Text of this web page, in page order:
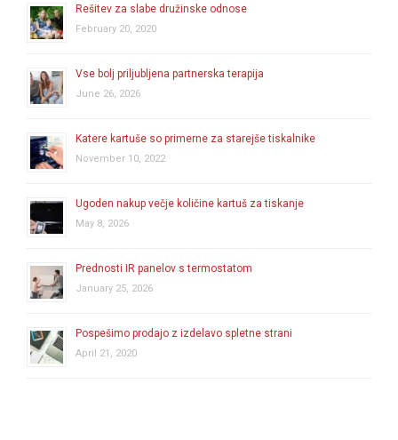
Rešitev za slabe družinske odnose
February 20, 2020
Vse bolj priljubljena partnerska terapija
June 26, 2026
Katere kartuše so primerne za starejše tiskalnike
November 10, 2022
Ugoden nakup večje količine kartuš za tiskanje
May 8, 2026
Prednosti IR panelov s termostatom
January 25, 2026
Pospešimo prodajo z izdelavo spletne strani
April 21, 2020